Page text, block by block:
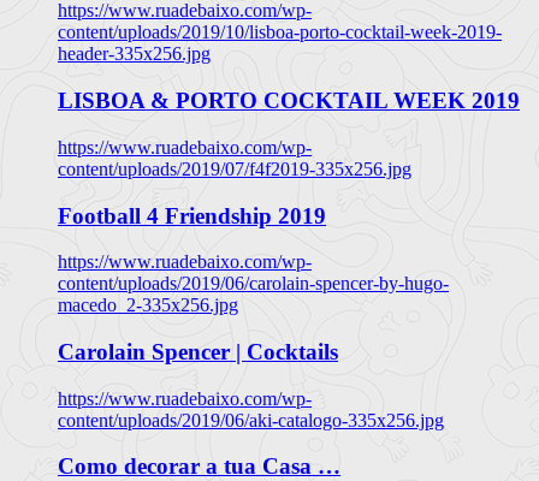
https://www.ruadebaixo.com/wp-
content/uploads/2019/10/lisboa-porto-cocktail-week-2019-
header-335x256.jpg
LISBOA & PORTO COCKTAIL WEEK 2019
https://www.ruadebaixo.com/wp-
content/uploads/2019/07/f4f2019-335x256.jpg
Football 4 Friendship 2019
https://www.ruadebaixo.com/wp-
content/uploads/2019/06/carolain-spencer-by-hugo-
macedo_2-335x256.jpg
Carolain Spencer | Cocktails
https://www.ruadebaixo.com/wp-
content/uploads/2019/06/aki-catalogo-335x256.jpg
Como decorar a tua Casa …